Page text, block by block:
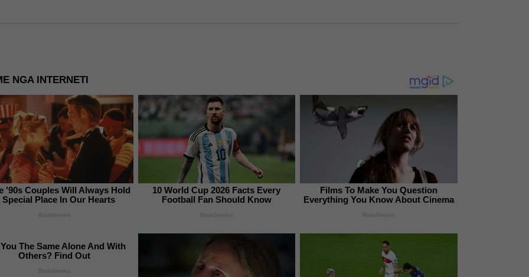
NGA INTERNETI
'90s Couples Will Always Hold
Special Place In Our Hearts
Brainberries
10 World Cup 2026 Facts Every
Football Fan Should Know
Brainberries
Films To Make You Question
Everything You Know About Cinema
Brainberries
The Same Alone And With
Others? Find Out
Brainberries